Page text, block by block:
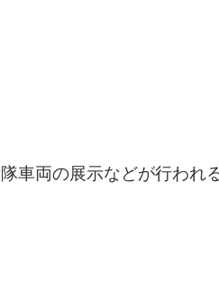
車両の展示などが行われ